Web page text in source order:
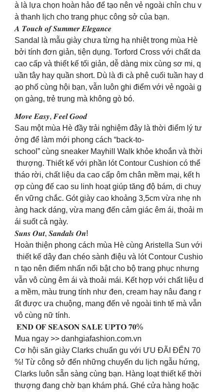
à là lựa chọn hoàn hảo để tạo nên vẻ ngoài chỉn chu v
à thanh lịch cho trang phục công sở của bạn.
𝑨 𝑻𝒐𝒖𝒄𝒉 𝒐𝒇 𝑺𝒖𝒎𝒎𝒆𝒓 𝑬𝒍𝒆𝒈𝒂𝒏𝒄𝒆
Sandal là mẫu giày chưa từng hạ nhiệt trong mùa Hè
bởi tính đơn giản, tiện dụng. Torford Cross với chất da
cao cấp và thiết kế tối giản, dễ dàng mix cùng sơ mi, q
uần tây hay quần short. Dù là đi cà phê cuối tuần hay d
ạo phố cùng hội bạn, vẫn luôn ghi điểm với vẻ ngoài g
ọn gàng, trẻ trung mà không gò bó.
𝑴𝒐𝒗𝒆 𝑬𝒂𝒔𝒚, 𝑭𝒆𝒆𝒍 𝑮𝒐𝒐𝒅
Sau một mùa Hè đầy trải nghiệm đây là thời điểm lý tư
ởng để làm mới phong cách “back-to-
school” cùng sneaker Mayhill Walk khỏe khoắn và thời
thượng. Thiết kế với phần lót Contour Cushion có thể
tháo rời, chất liệu da cao cấp ôm chân mềm mại, kết h
ợp cùng đế cao su linh hoạt giúp tăng độ bám, di chuy
ển vững chắc. Gót giày cao khoảng 3,5cm vừa nhẹ nh
àng hack dáng, vừa mang đến cảm giác êm ái, thoải m
ái suốt cả ngày.
𝑺𝒖𝒏𝒔 𝑶𝒖𝒕, 𝑺𝒂𝒏𝒅𝒂𝒍𝒔 𝑶𝒏!
Hoàn thiện phong cách mùa Hè cùng Aristella Sun với
thiết kế dây đan chéo sành điệu và lót Contour Cushio
n tạo nên điểm nhấn nổi bật cho bộ trang phục nhưng
vẫn vô cùng êm ái và thoải mái. Kết hợp với chất liệu d
a mềm, màu trung tính như đen, cream hay nâu đang r
ất được ưa chuộng, mang đến vẻ ngoài tinh tế mà vẫn
vô cùng nữ tính.
𝐄𝐍𝐃 𝐎𝐅 𝐒𝐄𝐀𝐒𝐎𝐍 𝐒𝐀𝐋𝐄 𝐔𝐏𝐓𝐎 𝟕𝟎%
Mua ngay >> danhgiafashion.com.vn
Cơ hội săn giày Clarks chuẩn gu với ƯU ĐÃI ĐẾN 70
%! Từ công sở đến những chuyến du lịch ngẫu hứng,
Clarks luôn sẵn sàng cùng bạn. Hàng loạt thiết kế thời
thượng đang chờ bạn khám phá. Ghé cửa hàng hoặc